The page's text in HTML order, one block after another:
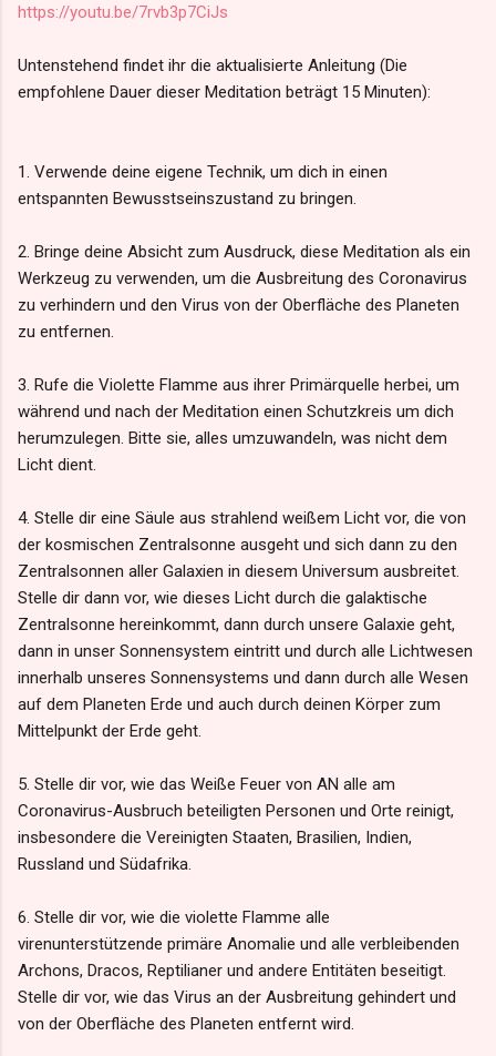
https://youtu.be/7rvb3p7CiJs
Untenstehend findet ihr die aktualisierte Anleitung (Die
empfohlene Dauer dieser Meditation beträgt 15 Minuten):
1. Verwende deine eigene Technik, um dich in einen
entspannten Bewusstseinszustand zu bringen.
2. Bringe deine Absicht zum Ausdruck, diese Meditation als ein
Werkzeug zu verwenden, um die Ausbreitung des Coronavirus
zu verhindern und den Virus von der Oberfläche des Planeten
zu entfernen.
3. Rufe die Violette Flamme aus ihrer Primärquelle herbei, um
während und nach der Meditation einen Schutzkreis um dich
herumzulegen. Bitte sie, alles umzuwandeln, was nicht dem
Licht dient.
4. Stelle dir eine Säule aus strahlend weißem Licht vor, die von
der kosmischen Zentralsonne ausgeht und sich dann zu den
Zentralsonnen aller Galaxien in diesem Universum ausbreitet.
Stelle dir dann vor, wie dieses Licht durch die galaktische
Zentralsonne hereinkommt, dann durch unsere Galaxie geht,
dann in unser Sonnensystem eintritt und durch alle Lichtwesen
innerhalb unseres Sonnensystems und dann durch alle Wesen
auf dem Planeten Erde und auch durch deinen Körper zum
Mittelpunkt der Erde geht.
5. Stelle dir vor, wie das Weiße Feuer von AN alle am
Coronavirus-Ausbruch beteiligten Personen und Orte reinigt,
insbesondere die Vereinigten Staaten, Brasilien, Indien,
Russland und Südafrika.
6. Stelle dir vor, wie die violette Flamme alle
virenunterstützende primäre Anomalie und alle verbleibenden
Archons, Dracos, Reptilianer und andere Entitäten beseitigt.
Stelle dir vor, wie das Virus an der Ausbreitung gehindert und
von der Oberfläche des Planeten entfernt wird.